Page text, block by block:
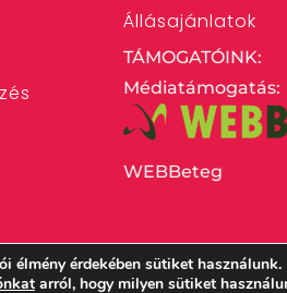
Állásajánlatok
TÁMOGATÓINK:
Médiatámogatás:
WEBBeteg
élmény érdekében sütiket használunk.
arról, hogy milyen sütiket